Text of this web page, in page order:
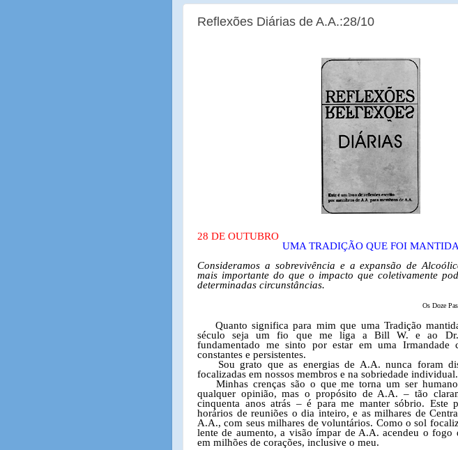
Reflexões Diárias de A.A.:28/10
28 DE OUTUBRO
UMA TRADIÇÃO QUE FOI MANTIDA
Consideramos a sobrevivência e a expansão de
mais importante do que o impacto que coletivamente
determinadas circunstâncias.
Os Doze
Quanto significa para mim que uma Tradição
século seja um fio que me liga a Bill W. e ao
fundamentado me sinto por estar em uma Irmandade
constantes e persistentes.
Sou grato que as energias de A.A. nunca foram
focalizadas em nossos membros e na sobriedade individual.
Minhas crenças são o que me torna um ser
qualquer opinião, mas o propósito de A.A. – tão
cinquenta anos atrás – é para me manter sóbrio. Este
horários de reuniões o dia inteiro, e as milhares de
A.A., com seus milhares de voluntários. Como o sol
lente de aumento, a visão ímpar de A.A. acendeu o fogo
em milhões de corações, inclusive o meu.